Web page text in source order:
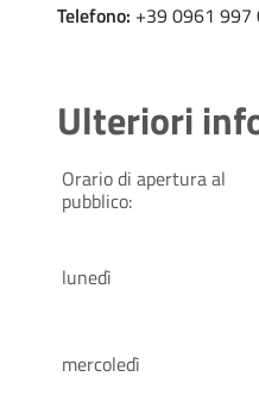
Telefono: +39 0961
Ulteriori
Orario di apertura al
pubblico:
lunedì
mercoledì